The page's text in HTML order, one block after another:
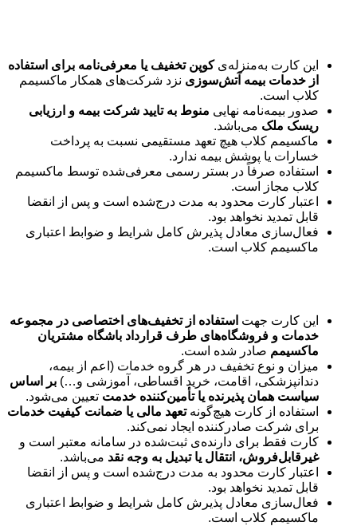
این کارت به‌منزله‌ی کوپن تخفیف یا معرفی‌نامه برای استفاده
از خدمات بیمه آتش‌سوزی نزد شرکت‌های همکار ماکسیمم
کلاب است.
صدور بیمه‌نامه نهایی منوط به تایید شرکت بیمه و ارزیابی
ریسک ملک می‌باشد.
ماکسیمم کلاب هیچ تعهد مستقیمی نسبت به پرداخت
خسارات یا پوشش بیمه ندارد.
استفاده صرفاً در بستر رسمی معرفی‌شده توسط ماکسیمم
کلاب مجاز است.
اعتبار کارت محدود به مدت درج‌شده است و پس از انقضا
قابل تمدید نخواهد بود.
فعال‌سازی معادل پذیرش کامل شرایط و ضوابط اعتباری
ماکسیمم کلاب است.
این کارت جهت استفاده از تخفیف‌های اختصاصی در مجموعه
خدمات و فروشگاه‌های طرف قرارداد باشگاه مشتریان
ماکسیمم صادر شده است.
میزان و نوع تخفیف در هر گروه خدمات (اعم از بیمه،
دندانپزشکی، اقامت، خرید اقساطی، آموزشی و…) بر اساس
سیاست همان پذیرنده یا تأمین‌کننده خدمت تعیین می‌شود.
استفاده از کارت هیچ‌گونهتعهد مالی یا ضمانت کیفیت خدمات
برای شرکت صادرکننده ایجاد نمی‌کند.
کارت فقط برای دارنده‌ی ثبت‌شده در سامانه معتبر است و
غیرقابل‌فروش، انتقال یا تبدیل به وجه نقد می‌باشد.
اعتبار کارت محدود به مدت درج‌شده است و پس از انقضا
قابل تمدید نخواهد بود.
فعال‌سازی معادل پذیرش کامل شرایط و ضوابط اعتباری
ماکسیمم کلاب است.